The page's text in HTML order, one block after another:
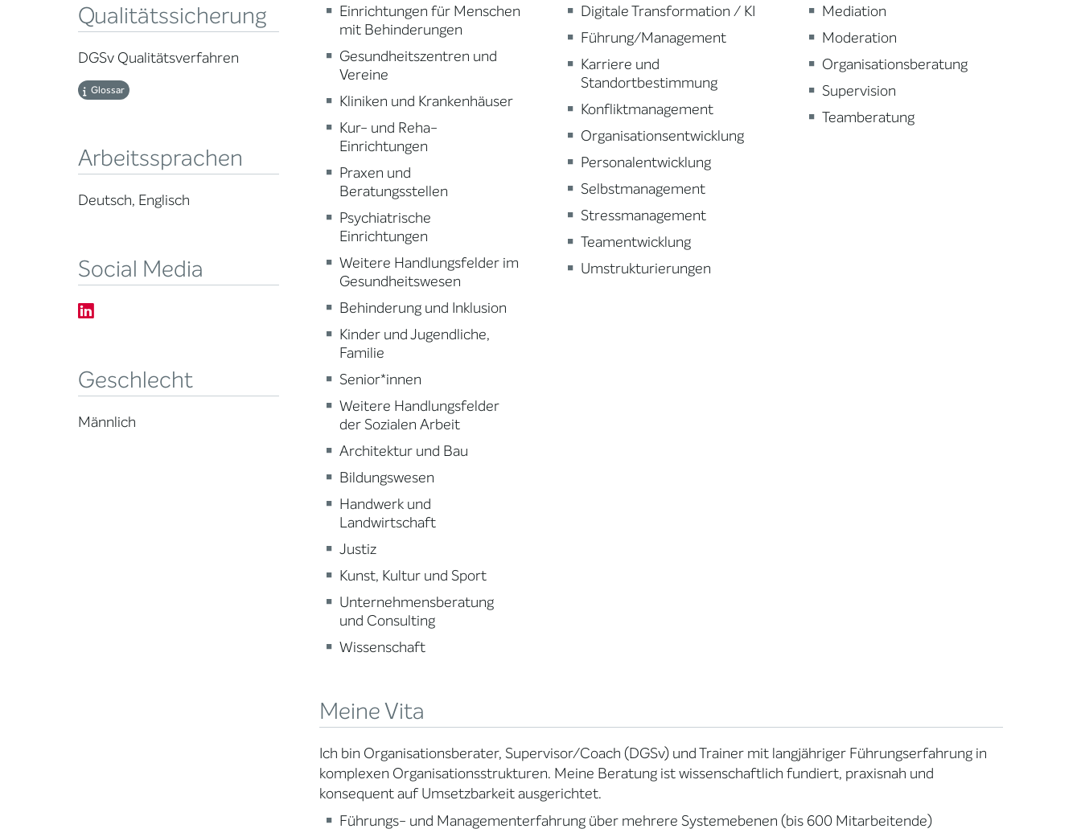
Qualitätssicherung
DGSv Qualitätsverfahren
Glossar
Arbeitssprachen
Deutsch, Englisch
Social Media
Geschlecht
Männlich
Einrichtungen für Menschen
mit Behinderungen
Gesundheitszentren und
Vereine
Kliniken und Krankenhäuser
Kur- und Reha-
Einrichtungen
Praxen und
Beratungsstellen
Psychiatrische
Einrichtungen
Weitere Handlungsfelder im
Gesundheitswesen
Behinderung und Inklusion
Kinder und Jugendliche,
Familie
Senior*innen
Weitere Handlungsfelder
der Sozialen Arbeit
Architektur und Bau
Bildungswesen
Handwerk und
Landwirtschaft
Justiz
Kunst, Kultur und Sport
Unternehmensberatung
und Consulting
Wissenschaft
Digitale Transformation / KI
Führung/Management
Karriere und
Standortbestimmung
Konfliktmanagement
Organisationsentwicklung
Personalentwicklung
Selbstmanagement
Stressmanagement
Teamentwicklung
Umstrukturierungen
Mediation
Moderation
Organisationsberatung
Supervision
Teamberatung
Meine Vita
Ich bin Organisationsberater, Supervisor/Coach (DGSv) und Trainer mit langjähriger Führungserfahrung in
komplexen Organisationsstrukturen. Meine Beratung ist wissenschaftlich fundiert, praxisnah und
konsequent auf Umsetzbarkeit ausgerichtet.
Führungs- und Managementerfahrung über mehrere Systemebenen (bis 600 Mitarbeitende)